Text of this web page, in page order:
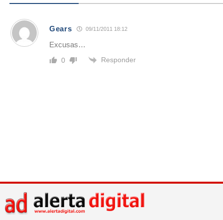
Gears 09/11/2011 18:12
Excusas…
0 Responder